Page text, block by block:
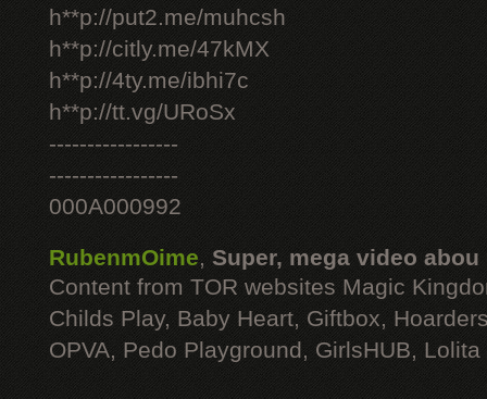
h**p://put2.me/muhcsh
h**p://citly.me/47kMX
h**p://4ty.me/ibhi7c
h**p://tt.vg/URoSx
-----------------
-----------------
000A000992
RubenmOime, Super, mega video abou
Content from TOR websites Magic
Childs Play, Baby Heart, Giftbox,
OPVA, Pedo Playground, GirlsHUB, Lolita